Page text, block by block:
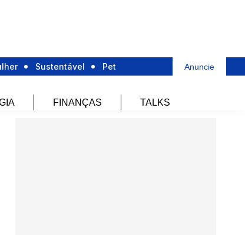
Sustentável Pet Anuncie
FINANÇAS TALKS